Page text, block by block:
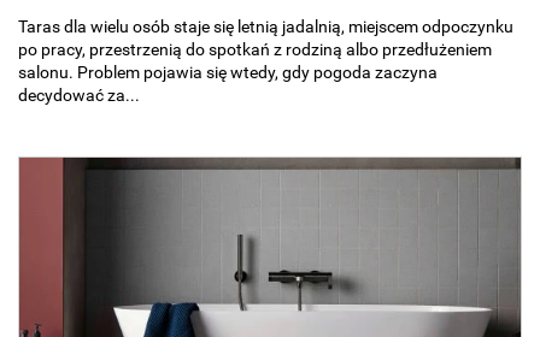
Taras dla wielu osób staje się letnią jadalnią, miejscem odpoczynku
po pracy, przestrzenią do spotkań z rodziną albo przedłużeniem
salonu. Problem pojawia się wtedy, gdy pogoda zaczyna
decydować za...